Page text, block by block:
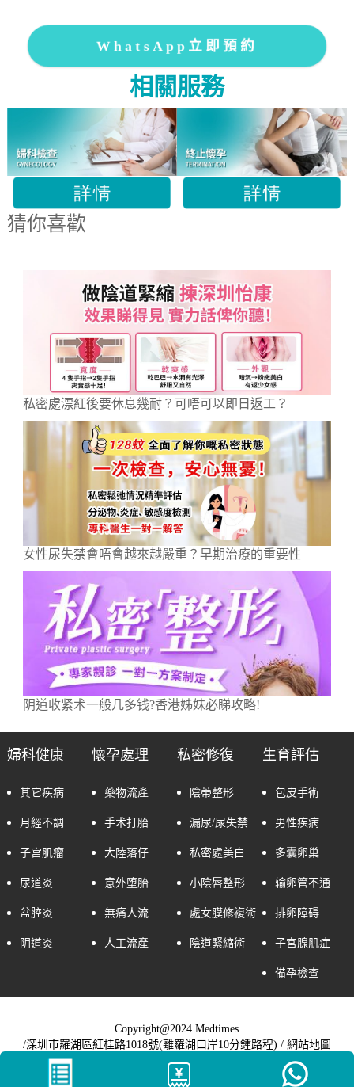
WhatsApp立即預約
相關服務
猜你喜歡
私密處漂紅後要休息幾耐？可唔可以即日返工？
女性尿失禁會唔會越來越嚴重？早期治療的重要性
阴道收紧术一般几多钱?香港姊妹必睇攻略!
婦科健康
其它疾病
月經不調
子宫肌瘤
尿道炎
盆腔炎
阴道炎
懷孕處理
藥物流產
手术打胎
大陸落仔
意外堕胎
無痛人流
人工流產
私密修復
陰蒂整形
漏尿/尿失禁
私密處美白
小陰唇整形
處女膜修複術
陰道緊縮術
生育評估
包皮手術
男性疾病
多囊卵巢
输卵管不通
排卵障碍
子宮腺肌症
備孕檢查
Copyright@2024 Medtimes
/深圳市羅湖區紅桂路1018號(離羅湖口岸10分鍾路程) / 網站地圖